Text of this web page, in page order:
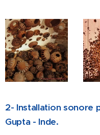
2- Installation sonore
Gupta - Inde.